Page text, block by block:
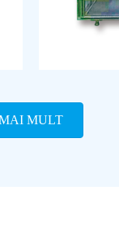
MULT